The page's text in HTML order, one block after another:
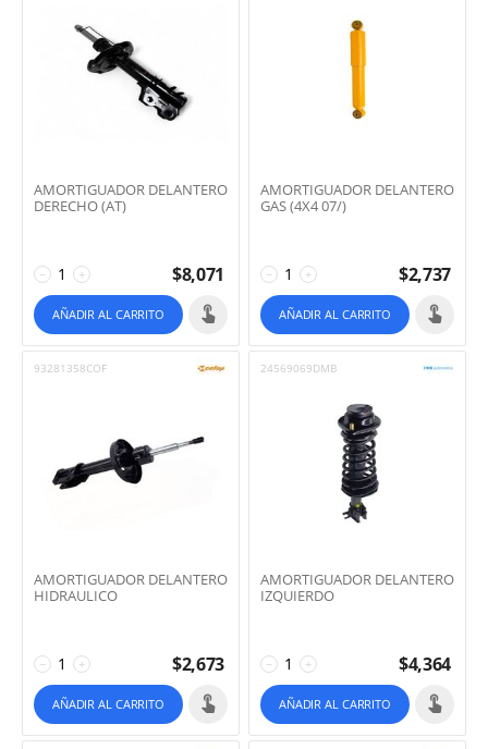
AMORTIGUADOR DELANTERO
DERECHO (AT)
+
− $8,071
AÑADIR AL CARRITO
AMORTIGUADOR DELANTERO
GAS (4X4 07/)
+
− $2,737
AÑADIR AL CARRITO
93281358COF
AMORTIGUADOR DELANTERO
HIDRAULICO
+
− $2,673
AÑADIR AL CARRITO
24569069DMB
AMORTIGUADOR DELANTERO
IZQUIERDO
+
− $4,364
AÑADIR AL CARRITO